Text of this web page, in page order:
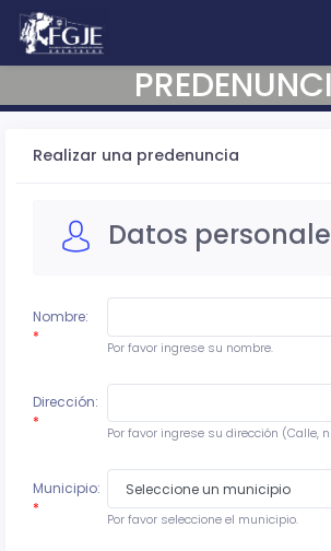
Realizar una predenuncia
Datos
Nombre:
*
Por favor ingrese su nombre.
Dirección:
*
Por favor ingrese su dirección (Calle,
Municipio:
*
Por favor seleccione el municipio.